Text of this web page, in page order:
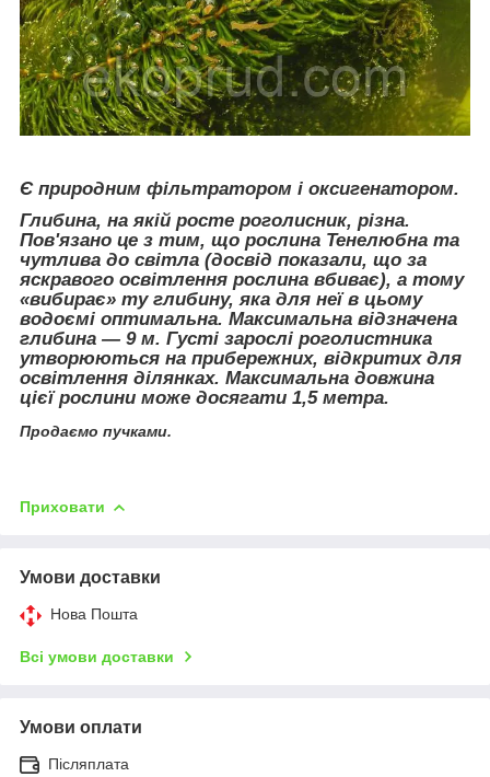
Є природним фільтратором і оксигенатором.
Глибина, на якій росте роголисник, різна.
Пов'язано це з тим, що рослина Тенелюбна та
чутлива до світла (досвід показали, що за
яскравого освітлення рослина вбиває), а тому
«вибирає» ту глибину, яка для неї в цьому
водоємі оптимальна. Максимальна відзначена
глибина — 9 м. Густі зарослі роголистника
утворюються на прибережних, відкритих для
освітлення ділянках. Максимальна довжина
цієї рослини може досягати 1,5 метра.
Продаємо пучками.
Приховати
Умови доставки
Нова Пошта
Всі умови доставки
Умови оплати
Післяплата